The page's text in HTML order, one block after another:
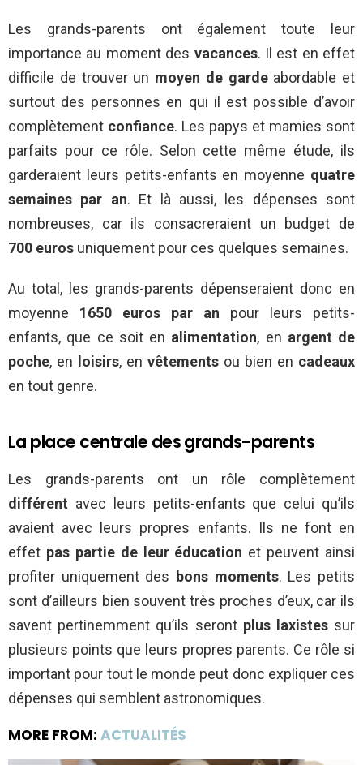
Les grands-parents ont également toute leur
importance au moment des vacances. Il est en effet
difficile de trouver un moyen de gardeabordable et
surtout des personnes en qui il est possible d’avoir
complètement confiance. Les papys et mamies sont
parfaits pour ce rôle. Selon cette même étude, ils
garderaient leurs petits-enfants en moyenne quatre
semaines par an. Et là aussi, les dépenses sont
nombreuses, car ils consacreraient un budget de
700 euros uniquement pour ces quelques semaines.
Au total, les grands-parents dépenseraient donc en
moyenne 1650 euros par an pour leurs petits-
enfants, que ce soit en alimentation, en argent de
poche, en loisirs, en vêtements ou bien en cadeaux
en tout genre.
La place centrale des grands-parents
Les grands-parents ont un rôle complètement
différent avec leurs petits-enfants que celui qu’ils
avaient avec leurs propres enfants. Ils ne font en
effet pas partie de leur éducation et peuvent ainsi
profiter uniquement des bons moments. Les petits
sont d’ailleurs bien souvent très proches d’eux, car ils
savent pertinemment qu’ils seront plus laxistessur
plusieurs points que leurs propres parents. Ce rôle si
important pour tout le monde peut donc expliquer ces
dépenses qui semblent astronomiques.
MORE FROM: ACTUALITÉS